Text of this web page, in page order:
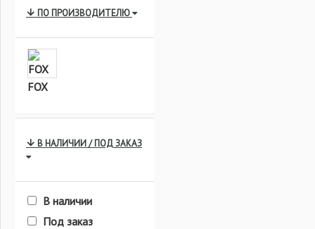
ПО ПРОИЗВОДИТЕЛЮ
FOX
В НАЛИЧИИ / ПОД ЗАКАЗ
В наличии
Под заказ